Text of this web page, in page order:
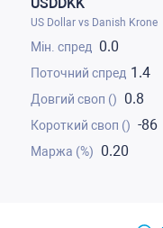
US Dollar vs Danish Krone
0.0
1.4
0.8
-86
0.20